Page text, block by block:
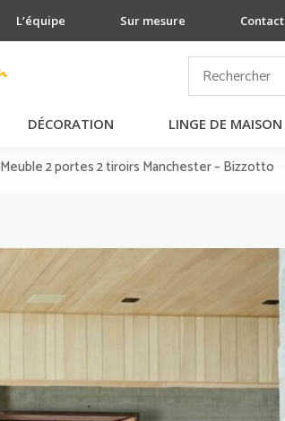
L’équipe Sur mesure Contact
DÉCORATION LINGE DE MAISON
Meuble 2 portes 2 tiroirs Manchester – Bizzotto